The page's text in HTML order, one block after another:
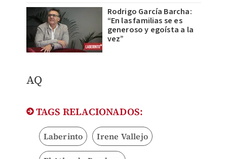
Rodrigo García Barcha:
“En las familias se es
generoso y egoísta a la
vez”
AQ
TAGS RELACIONADOS:
Laberinto Irene Vallejo